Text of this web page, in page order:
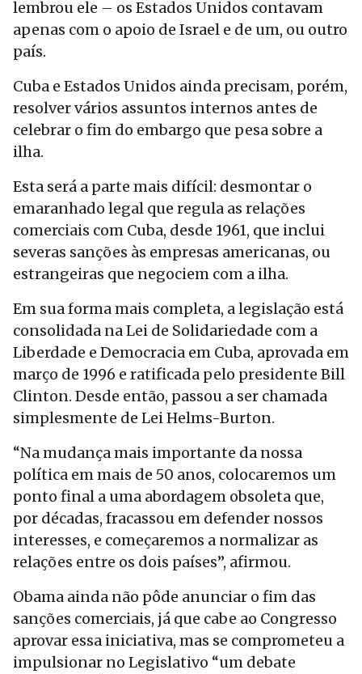
lembrou ele – os Estados Unidos contavam
apenas com o apoio de Israel e de um, ou outro
país.
Cuba e Estados Unidos ainda precisam, porém,
resolver vários assuntos internos antes de
celebrar o fim do embargo que pesa sobre a
ilha.
Esta será a parte mais difícil: desmontar o
emaranhado legal que regula as relações
comerciais com Cuba, desde 1961, que inclui
severas sanções às empresas americanas, ou
estrangeiras que negociem com a ilha.
Em sua forma mais completa, a legislação está
consolidada na Lei de Solidariedade com a
Liberdade e Democracia em Cuba, aprovada em
março de 1996 e ratificada pelo presidente Bill
Clinton. Desde então, passou a ser chamada
simplesmente de Lei Helms-Burton.
“Na mudança mais importante da nossa
política em mais de 50 anos, colocaremos um
ponto final a uma abordagem obsoleta que,
por décadas, fracassou em defender nossos
interesses, e começaremos a normalizar as
relações entre os dois países”, afirmou.
Obama ainda não pôde anunciar o fim das
sanções comerciais, já que cabe ao Congresso
aprovar essa iniciativa, mas se comprometeu a
impulsionar no Legislativo “um debate